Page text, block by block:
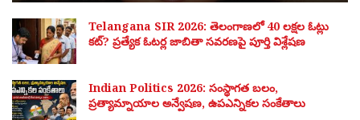
Telangana SIR 2026: తెలంగాణలో 40 లక్షల ఓట్లు
కట్? ప్రత్యేక ఓటర్ల జాబితా సవరణపై పూర్తి విశ్లేషణ
Indian Politics 2026: సంస్థాగత బలం,
ప్రత్యామ్నాయాల అన్వేషణ, ఉపఎన్నికల సంకేతాలు